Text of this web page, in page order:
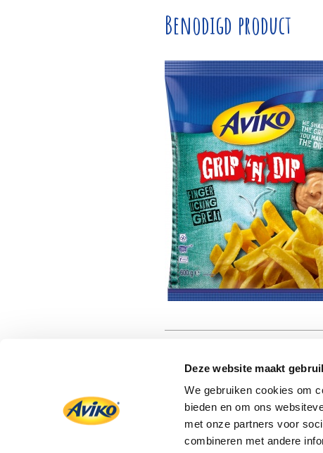
Deze website maakt
We gebruiken cookies om
bieden en om ons
met onze partners voor
combineren met andere
Benodigd product